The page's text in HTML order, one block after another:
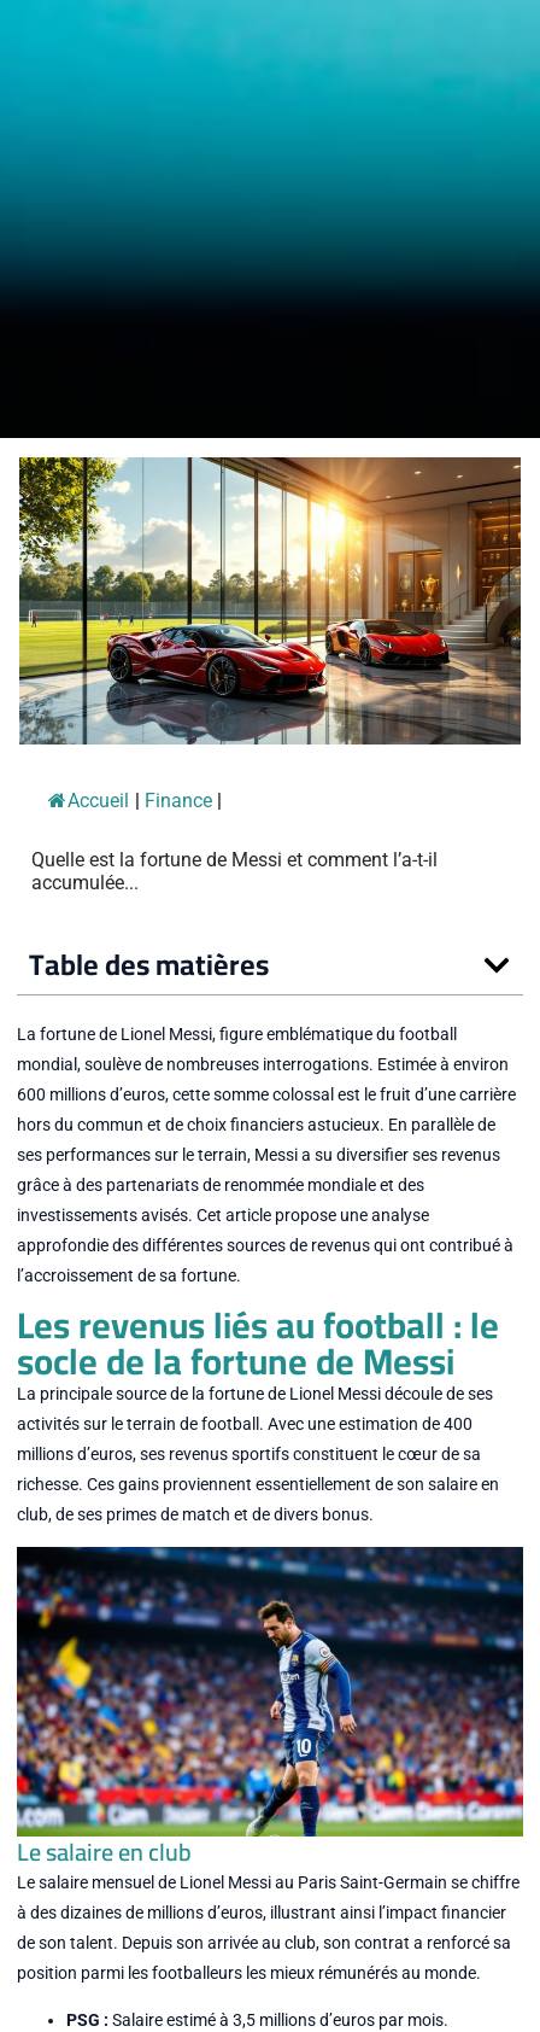
Accueil | Finance |
Quelle est la fortune de Messi et comment l’a-t-il
accumulée...
Table des matières
La fortune de Lionel Messi, figure emblématique du football
mondial, soulève de nombreuses interrogations. Estimée à environ
600 millions d’euros, cette somme colossal est le fruit d’une carrière
hors du commun et de choix financiers astucieux. En parallèle de
ses performances sur le terrain, Messi a su diversifier ses revenus
grâce à des partenariats de renommée mondiale et des
investissements avisés. Cet article propose une analyse
approfondie des différentes sources de revenus qui ont contribué à
l’accroissement de sa fortune.
Les revenus liés au football : le
socle de la fortune de Messi
La principale source de la fortune de Lionel Messi découle de ses
activités sur le terrain de football. Avec une estimation de 400
millions d’euros, ses revenus sportifs constituent le cœur de sa
richesse. Ces gains proviennent essentiellement de son salaire en
club, de ses primes de match et de divers bonus.
Le salaire en club
Le salaire mensuel de Lionel Messi au Paris Saint-Germain se chiffre
à des dizaines de millions d’euros, illustrant ainsi l’impact financier
de son talent. Depuis son arrivée au club, son contrat a renforcé sa
position parmi les footballeurs les mieux rémunérés au monde.
PSG : Salaire estimé à 3,5 millions d’euros par mois.